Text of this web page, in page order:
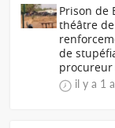
Prison de
théâtre
de
procureur
il y a 1